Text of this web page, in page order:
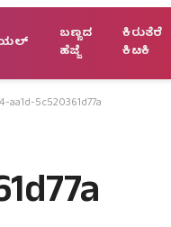
ಬಣ್ಣದ
ಹೆಜ್ಜೆ
ಕಿರುತೆರೆ
ಕಿಟಕಿ
5c520361d77a